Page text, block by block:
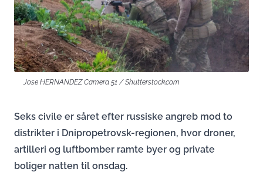
Jose HERNANDEZ Camera 51 / Shutterstock.com
Seks civile er såret efter russiske angreb mod to
distrikter i Dnipropetrovsk-regionen, hvor droner,
artilleri og luftbomber ramte byer og private
boliger natten til onsdag.